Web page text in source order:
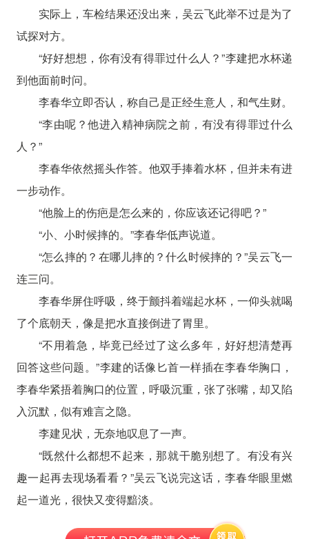
实际上，车检结果还没出来，吴云飞此举不过是为了
试探对方。
“好好想想，你有没有得罪过什么人？”李建把水杯递
到他面前时问。
李春华立即否认，称自己是正经生意人，和气生财。
“李由呢？他进入精神病院之前，有没有得罪过什么
人？”
李春华依然摇头作答。他双手捧着水杯，但并未有进
一步动作。
“他脸上的伤疤是怎么来的，你应该还记得吧？”
“小、小时候摔的。”李春华低声说道。
“怎么摔的？在哪儿摔的？什么时候摔的？”吴云飞一
连三问。
李春华屏住呼吸，终于颤抖着端起水杯，一仰头就喝
了个底朝天，像是把水直接倒进了胃里。
“不用着急，毕竟已经过了这么多年，好好想清楚再
回答这些问题。”李建的话像匕首一样插在李春华胸口，
李春华紧捂着胸口的位置，呼吸沉重，张了张嘴，却又陷
入沉默，似有难言之隐。
李建见状，无奈地叹息了一声。
“既然什么都想不起来，那就干脆别想了。有没有兴
趣一起再去现场看看？”吴云飞说完这话，李春华眼里燃
起一道光，很快又变得黯淡。